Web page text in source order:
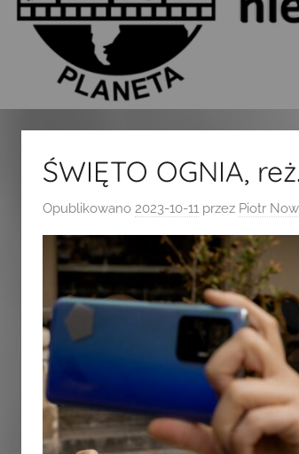
ŚWIĘTO OGNIA,
Opublikowano 2023-10-11 przez Piotr